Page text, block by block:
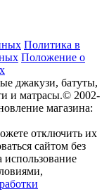
Политика в
Положение о
джакузи, батуты,
и матрасы.© 2002-
магазина:
отключить их
сайтом без
использование